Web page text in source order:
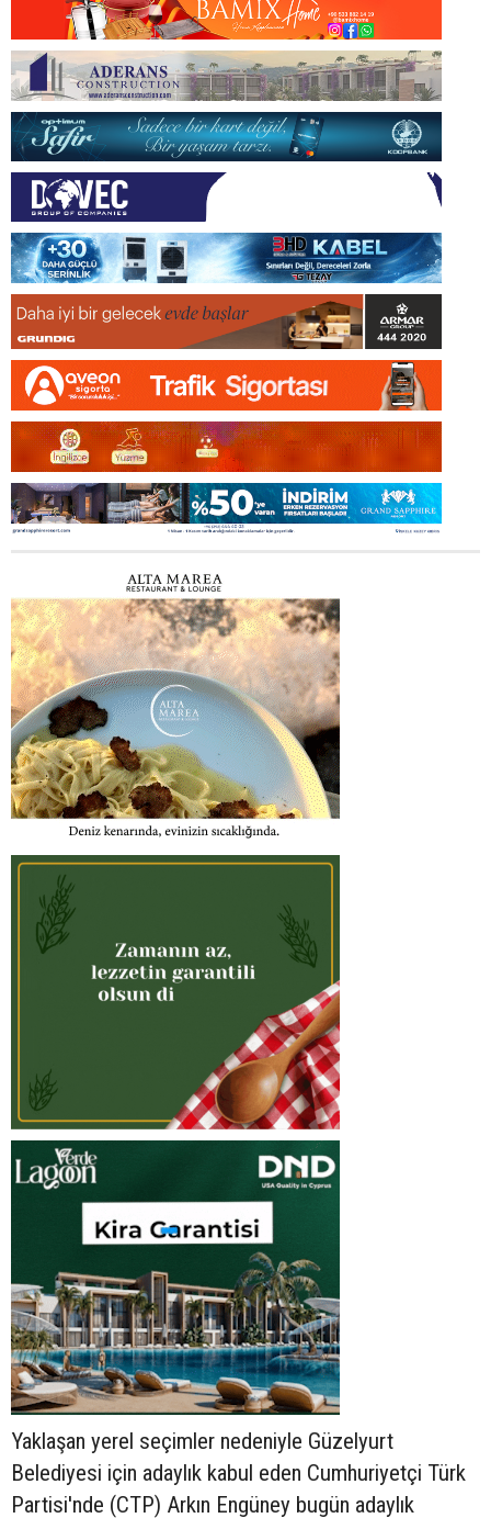
Yaklaşan yerel seçimler nedeniyle Güzelyurt
Belediyesi için adaylık kabul eden Cumhuriyetçi Türk
Partisi'nde (CTP) Arkın Engüney bugün adaylık